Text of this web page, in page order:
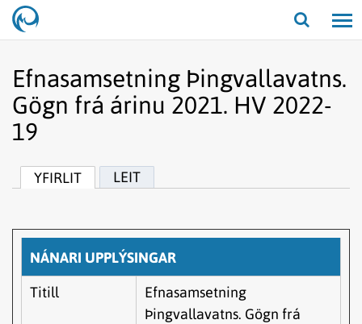
Opna/
Efnasamsetning Þingvallavatns.
Gögn frá árinu 2021. HV 2022-
19
YFIRLIT LEIT
NÁNARI UPPLÝSINGAR
Titill
Efnasamsetning
Þingvallavatns. Gögn frá